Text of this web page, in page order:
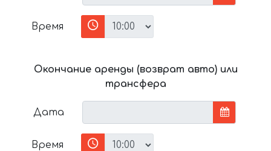
Время
Окончание аренды (возврат авто) или
трансфера
Дата
Время